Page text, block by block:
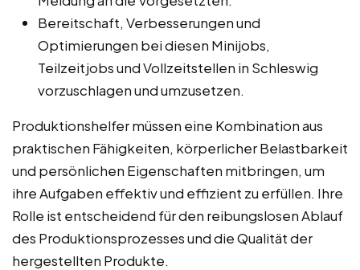
Bereitschaft, Verbesserungen und
Optimierungen bei diesen Minijobs,
Teilzeitjobs und Vollzeitstellen in Schleswig
vorzuschlagen und umzusetzen.
Produktionshelfer müssen eine Kombination aus
praktischen Fähigkeiten, körperlicher Belastbarkeit
und persönlichen Eigenschaften mitbringen, um
ihre Aufgaben effektiv und effizient zu erfüllen. Ihre
Rolle ist entscheidend für den reibungslosen Ablauf
des Produktionsprozesses und die Qualität der
hergestellten Produkte.